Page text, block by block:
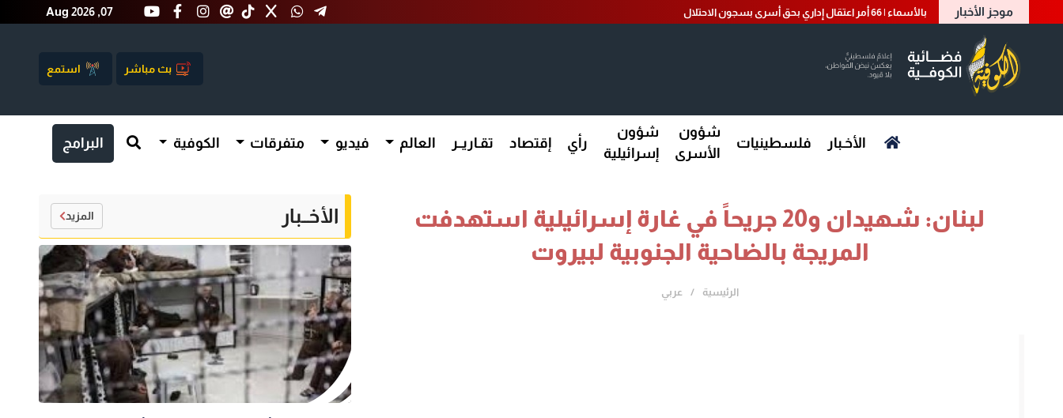
موجز الأخبار بالأسماء | 66 أمر اعتقال إداري بحق أسرى بسجون الاحتلال Aug 2026 ,07
بث مباشر استمع
الأخـبار فلسطينيات
شؤون
الأسرى
شؤون
إسرائيلية
رأي إقتصاد تقـاريــر العالم فيديو متفرقات الكوفية البرامج
لبنان: شهيدان و20 جريحاً في غارة إسرائيلية استهدفت
المريجة بالضاحية الجنوبية لبيروت
الرئيسية عربي
الأخــبار المزيد